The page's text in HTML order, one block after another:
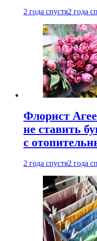
2 года спустя2 года
Флорист
не ставить
с
2 года спустя2 года